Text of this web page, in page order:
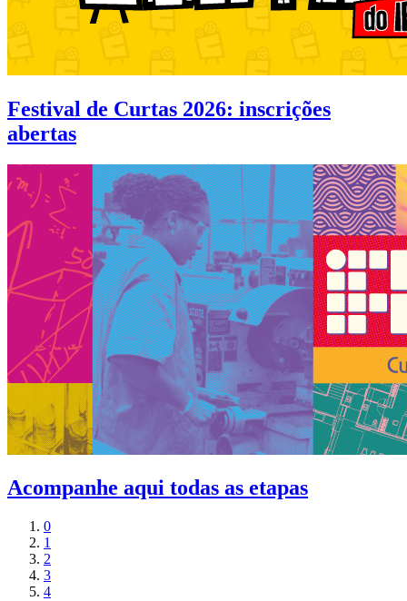
Festival de Curtas 2026: inscrições
abertas
Acompanhe aqui todas as etapas
0
1
2
3
4